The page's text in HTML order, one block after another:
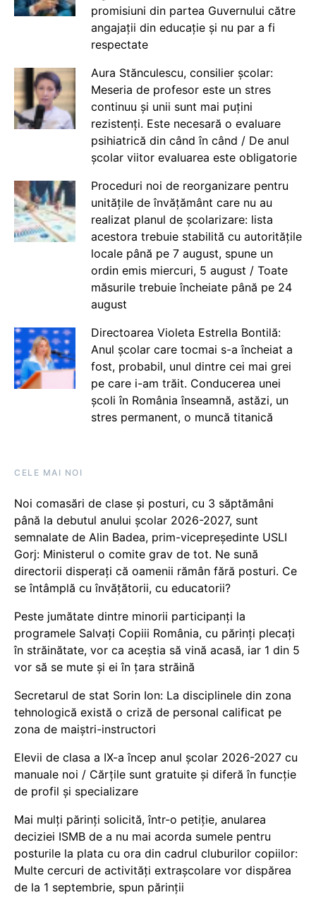
promisiuni din partea Guvernului către
angajații din educație și nu par a fi
respectate
Aura Stănculescu, consilier școlar:
Meseria de profesor este un stres
continuu și unii sunt mai puțini
rezistenți. Este necesară o evaluare
psihiatrică din când în când / De anul
școlar viitor evaluarea este obligatorie
Proceduri noi de reorganizare pentru
unitățile de învățământ care nu au
realizat planul de școlarizare: lista
acestora trebuie stabilită cu autoritățile
locale până pe 7 august, spune un
ordin emis miercuri, 5 august / Toate
măsurile trebuie încheiate până pe 24
august
Directoarea Violeta Estrella Bontilă:
Anul școlar care tocmai s-a încheiat a
fost, probabil, unul dintre cei mai grei
pe care i-am trăit. Conducerea unei
școli în România înseamnă, astăzi, un
stres permanent, o muncă titanică
CELE MAI NOI
Noi comasări de clase și posturi, cu 3 săptămâni
până la debutul anului școlar 2026-2027, sunt
semnalate de Alin Badea, prim-vicepreședinte USLI
Gorj: Ministerul o comite grav de tot. Ne sună
directorii disperați că oamenii rămân fără posturi. Ce
se întâmplă cu învățătorii, cu educatorii?
Peste jumătate dintre minorii participanți la
programele Salvați Copiii România, cu părinți plecați
în străinătate, vor ca aceștia să vină acasă, iar 1 din 5
vor să se mute și ei în țara străină
Secretarul de stat Sorin Ion: La disciplinele din zona
tehnologică există o criză de personal calificat pe
zona de maiștri-instructori
Elevii de clasa a IX-a încep anul școlar 2026-2027 cu
manuale noi / Cărțile sunt gratuite și diferă în funcție
de profil și specializare
Mai mulți părinți solicită, într-o petiție, anularea
deciziei ISMB de a nu mai acorda sumele pentru
posturile la plata cu ora din cadrul cluburilor copiilor:
Multe cercuri de activități extrașcolare vor dispărea
de la 1 septembrie, spun părinții